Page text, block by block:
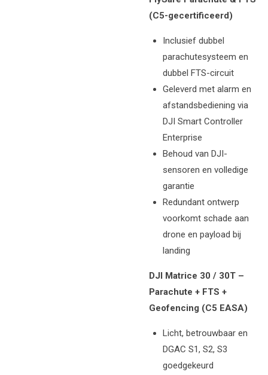
(C5-gecertificeerd)
Inclusief dubbel
parachutesysteem en
dubbel FTS-circuit
Geleverd met alarm en
afstandsbediening via
DJI Smart Controller
Enterprise
Behoud van DJI-
sensoren en volledige
garantie
Redundant ontwerp
voorkomt schade aan
drone en payload bij
landing
DJI Matrice 30 / 30T –
Parachute + FTS +
Geofencing (C5 EASA)
Licht, betrouwbaar en
DGAC S1, S2, S3
goedgekeurd